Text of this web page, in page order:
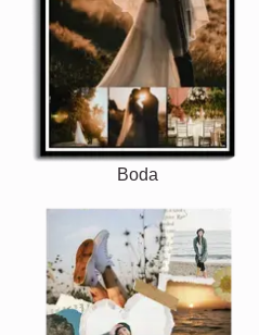
Boda